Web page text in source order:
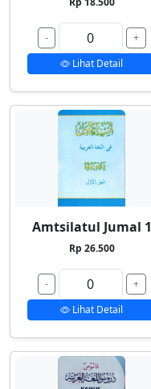
-
+
Lihat Detail
Amtsilatul Jumal 1
Rp 26.500
-
+
Lihat Detail